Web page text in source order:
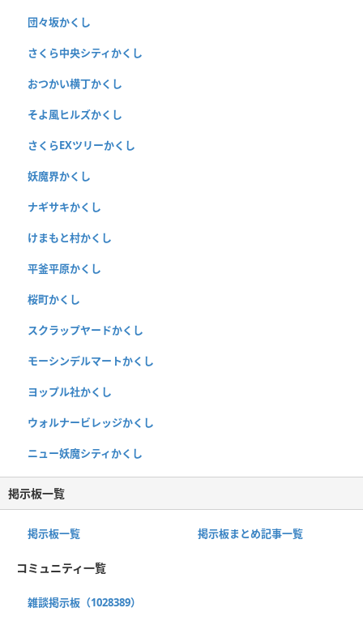
団々坂かくし
さくら中央シティかくし
おつかい横丁かくし
そよ風ヒルズかくし
さくらEXツリーかくし
妖魔界かくし
ナギサキかくし
けまもと村かくし
平釜平原かくし
桜町かくし
スクラップヤードかくし
モーシンデルマートかくし
ヨップル社かくし
ウォルナービレッジかくし
ニュー妖魔シティかくし
掲示板一覧
掲示板一覧 掲示板まとめ記事一覧
コミュニティ一覧
雑談掲示板（1028389）